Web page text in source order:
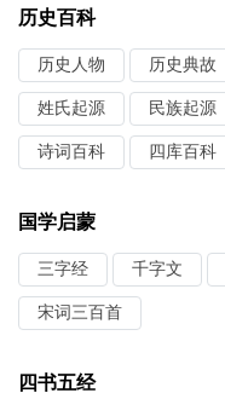
历史百科
历史人物 历史典故
姓氏起源 民族起源
诗词百科 四库百科
国学启蒙
三字经 千字文
宋词三百首
四书五经